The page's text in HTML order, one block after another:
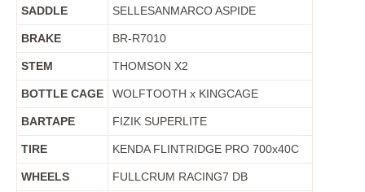
SADDLE SELLESANMARCO ASPIDE
BRAKE BR-R7010
STEM THOMSON X2
BOTTLE CAGE WOLFTOOTH x KINGCAGE
BARTAPE FIZIK SUPERLITE
TIRE KENDA FLINTRIDGE PRO 700x40C
WHEELS FULLCRUM RACING7 DB